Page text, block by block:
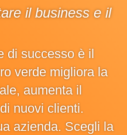
il business e il
di successo è il
verde migliora la
aumenta il
nuovi clienti.
azienda. Scegli la